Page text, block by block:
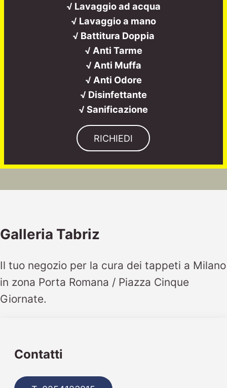
√ Lavaggio ad acqua
√ Lavaggio a mano
√ Battitura Doppia
√ Anti Tarme
√ Anti Muffa
√ Anti Odore
√ Disinfettante
√ Sanificazione
RICHIEDI
Galleria Tabriz
Il tuo negozio per la cura dei tappeti a Milano
in zona Porta Romana / Piazza Cinque
Giornate.
Contatti